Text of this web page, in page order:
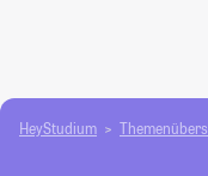
HeyStudium